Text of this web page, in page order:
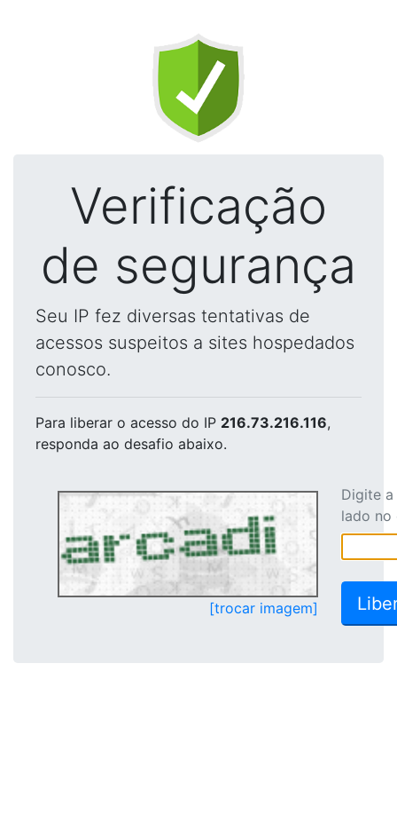
Verificação
de segurança
Seu IP fez diversas tentativas de
acessos suspeitos a sites hospedados
conosco.
Para liberar o acesso do IP 216.73.216.116,
responda ao desafio abaixo.
[trocar imagem]
Digite
lado no